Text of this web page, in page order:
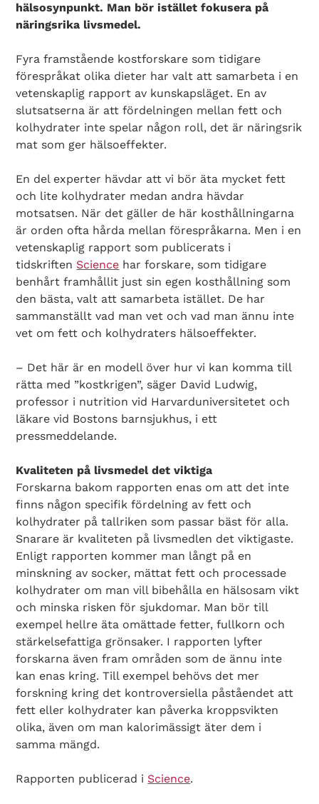
hälsosynpunkt. Man bör istället fokusera på
näringsrika livsmedel.
Fyra framstående kostforskare som tidigare
förespråkat olika dieter har valt att samarbeta i en
vetenskaplig rapport av kunskapsläget. En av
slutsatserna är att fördelningen mellan fett och
kolhydrater inte spelar någon roll, det är näringsrik
mat som ger hälsoeffekter.
En del experter hävdar att vi bör äta mycket fett
och lite kolhydrater medan andra hävdar
motsatsen. När det gäller de här kosthållningarna
är orden ofta hårda mellan förespråkarna. Men i en
vetenskaplig rapport som publicerats i
tidskriften Science har forskare, som tidigare
benhårt framhållit just sin egen kosthållning som
den bästa, valt att samarbeta istället. De har
sammanställt vad man vet och vad man ännu inte
vet om fett och kolhydraters hälsoeffekter.
– Det här är en modell över hur vi kan komma till
rätta med ”kostkrigen”, säger David Ludwig,
professor i nutrition vid Harvarduniversitetet och
läkare vid Bostons barnsjukhus, i ett
pressmeddelande.
Kvaliteten på livsmedel det viktiga
Forskarna bakom rapporten enas om att det inte
finns någon specifik fördelning av fett och
kolhydrater på tallriken som passar bäst för alla.
Snarare är kvaliteten på livsmedlen det viktigaste.
Enligt rapporten kommer man långt på en
minskning av socker, mättat fett och processade
kolhydrater om man vill bibehålla en hälsosam vikt
och minska risken för sjukdomar. Man bör till
exempel hellre äta omättade fetter, fullkorn och
stärkelsefattiga grönsaker. I rapporten lyfter
forskarna även fram områden som de ännu inte
kan enas kring. Till exempel behövs det mer
forskning kring det kontroversiella påståendet att
fett eller kolhydrater kan påverka kroppsvikten
olika, även om man kalorimässigt äter dem i
samma mängd.
Rapporten publicerad i Science.